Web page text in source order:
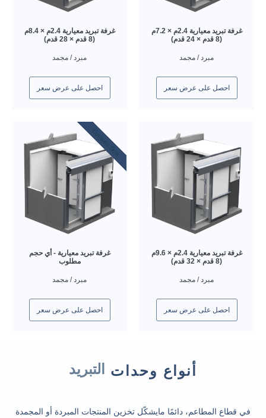
غرفة تبريد معيارية 2.4م × 7.2م
(8 قدم × 24 قدم)
مبرد / مجمد
احصل على عرض سعر
غرفة تبريد معيارية 2.4م × 8.4م
(8 قدم × 28 قدم)
مبرد / مجمد
احصل على عرض سعر
غرفة تبريد معيارية 2.4م × 9.6م
(8 قدم × 32 قدم)
مبرد / مجمد
احصل على عرض سعر
غرفة تبريد معيارية - أي حجم
مطلوب
مبرد / مجمد
احصل على عرض سعر
Custom Size
أنواع وحدات التبريد
في قطاع المطاعم، دائمًا مايشكّل تخزين المنتجات المبردة أو المجمدة